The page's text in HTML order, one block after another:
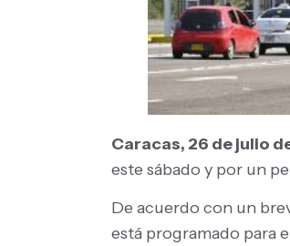
Caracas, 26 de julio
este sábado y por un
De acuerdo con un
está programado para